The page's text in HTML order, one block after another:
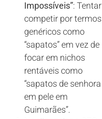
Impossíveis”: Tentar
competir por termos
genéricos como
“sapatos” em vez de
focar em nichos
rentáveis como
“sapatos de senhora
em pele em
Guimarães”.